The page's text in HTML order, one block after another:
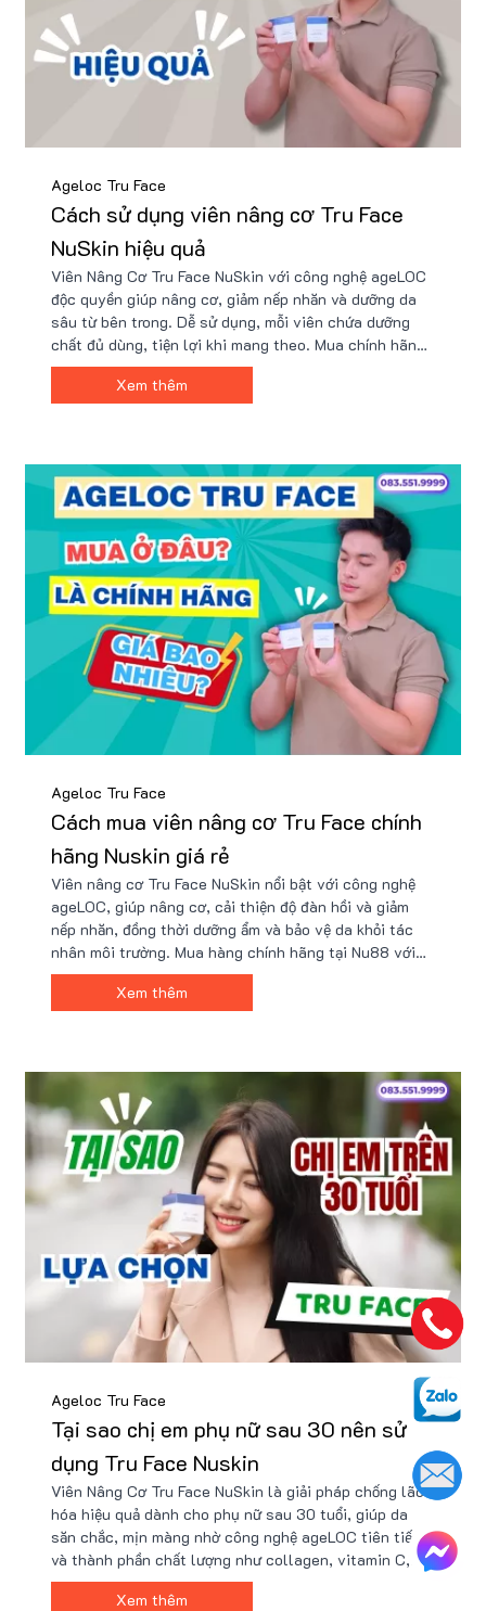
Ageloc Tru Face
Cách sử dụng viên nâng cơ Tru Face
NuSkin hiệu quả
Viên Nâng Cơ Tru Face NuSkin với công nghệ ageLOC
độc quyền giúp nâng cơ, giảm nếp nhăn và dưỡng da
sâu từ bên trong. Dễ sử dụng, mỗi viên chứa dưỡng
chất đủ dùng, tiện lợi khi mang theo. Mua chính hãng
tại Nu88 với giá ưu đãi hơn 2 triệu và nhận combo quà
tặng hấp dẫn có hạn ngay hôm nay!
Xem thêm
Ageloc Tru Face
Cách mua viên nâng cơ Tru Face chính
hãng Nuskin giá rẻ
Viên nâng cơ Tru Face NuSkin nổi bật với công nghệ
ageLOC, giúp nâng cơ, cải thiện độ đàn hồi và giảm
nếp nhăn, đồng thời dưỡng ẩm và bảo vệ da khỏi tác
nhân môi trường. Mua hàng chính hãng tại Nu88 với
giá ưu đãi, chỉ hơn 2 triệu, kèm quà tặng giá trị. Chăm
sóc làn da trẻ trung, rạng rỡ ngay hôm nay!
Xem thêm
Ageloc Tru Face
Tại sao chị em phụ nữ sau 30 nên sử
dụng Tru Face Nuskin
Viên Nâng Cơ Tru Face NuSkin là giải pháp chống lão
hóa hiệu quả dành cho phụ nữ sau 30 tuổi, giúp da
săn chắc, mịn màng nhờ công nghệ ageLOC tiên tiến
và thành phần chất lượng như collagen, vitamin C,
squalane. Sản phẩm cải thiện nếp nhăn, tăng đàn hồi
và dưỡng ẩm, mang lại vẻ đẹp rạng rỡ, trẻ trung.
Xem thêm